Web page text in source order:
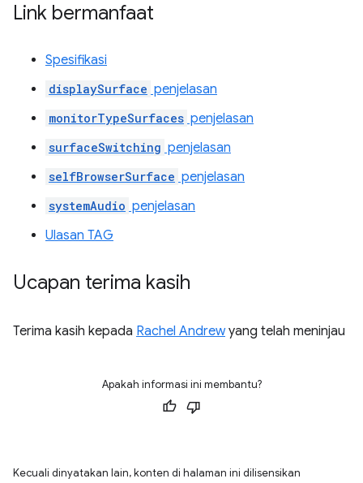
Link bermanfaat
Spesifikasi
displaySurface penjelasan
monitorTypeSurfaces penjelasan
surfaceSwitching penjelasan
selfBrowserSurface penjelasan
systemAudio penjelasan
Ulasan TAG
Ucapan terima kasih
Terima kasih kepada Rachel Andrewyang telah meninjau
Apakah informasi ini membantu?
Kecuali dinyatakan lain, konten di halaman ini dilisensikan